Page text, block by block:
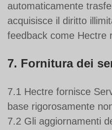
automaticamente
acquisisce il diritto
feedback come Hectre
7. Fornitura dei
7.1 Hectre fornisce
base rigorosamente
7.2 Gli aggiornamenti